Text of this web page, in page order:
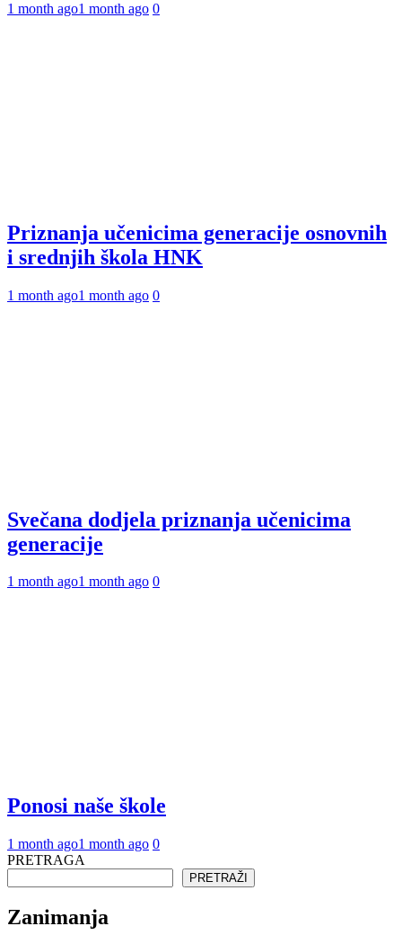
1 month ago1 month ago 0
Priznanja učenicima generacije osnovnih
i srednjih škola HNK
1 month ago1 month ago 0
Svečana dodjela priznanja učenicima
generacije
1 month ago1 month ago 0
Ponosi naše škole
1 month ago1 month ago 0
PRETRAGA
PRETRAŽI
Zanimanja